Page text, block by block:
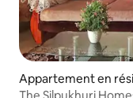
Appartement en